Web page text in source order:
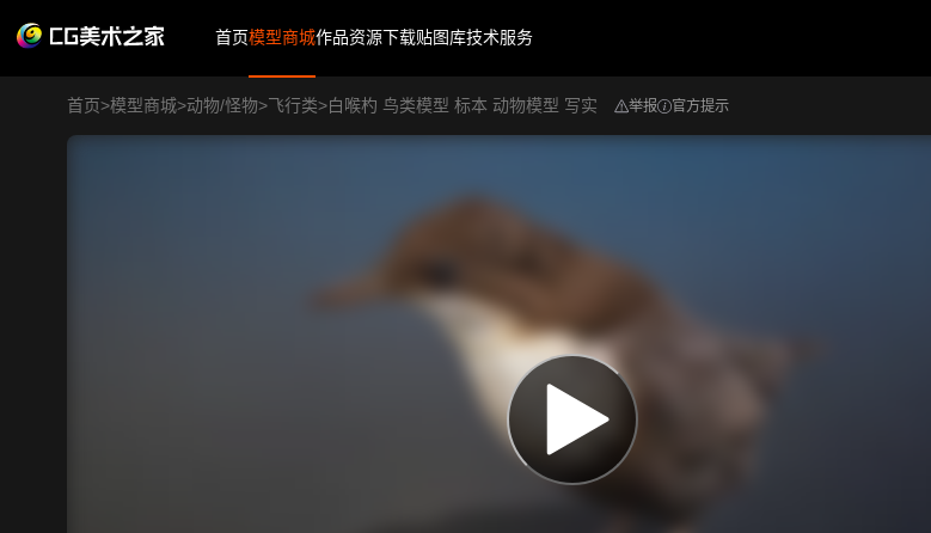
首页模型商城作品资源下载贴图库技术服务
首页>模型商城>动物/怪物>飞行类>白喉杓 鸟类模型 标本 动物模型 写实 举报 官方提示